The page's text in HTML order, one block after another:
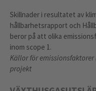
Skillnader i resultatet av
hållbarhetsrapport och
beror på att olika
inom scope 1.
Källor för
projekt